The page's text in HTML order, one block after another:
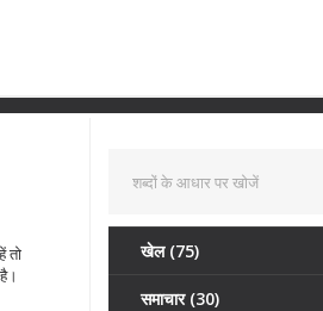
तो
खेल (75)
समाचार (30)